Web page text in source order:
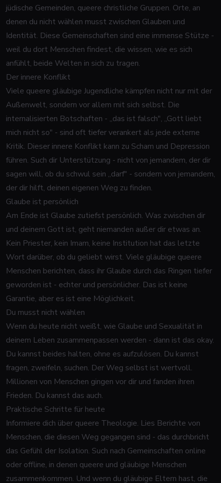
jüdische Gemeinden, queere christliche Gruppen. Orte, an
denen du nicht wählen musst zwischen Glauben und
Identität. Diese Gemeinschaften sind eine immense Stütze -
weil du dort Menschen findest, die wissen, wie es sich
anfühlt, beide Welten in sich zu tragen.
Der innere Konflikt
Viele queere gläubige Jugendliche kämpfen nicht nur mit der
Außenwelt, sondern vor allem mit sich selbst. Die
internalisierten Botschaften - „das ist falsch", „Gott liebt
mich nicht so" - sind oft tiefer verankert als jede externe
Kritik. Dieser innere Konflikt kann zu Scham und Depression
führen. Such dir Unterstützung - nicht von jemandem, der dir
sagen will, ob du schwul sein „darf" - sondern von jemandem,
der dir hilft, deinen eigenen Weg zu finden.
Glaube ist persönlich
Am Ende ist Glaube zutiefst persönlich. Was zwischen dir
und deinem Gott ist, geht niemanden außer dir etwas an.
Kein Priester, kein Imam, keine Institution hat das letzte
Wort darüber, ob du geliebt wirst. Viele gläubige queere
Menschen berichten, dass ihr Glaube durch das Ringen tiefer
geworden ist - echter und persönlicher. Das ist keine
Garantie, aber es ist eine Möglichkeit.
Du musst nicht wählen
Wenn du heute nicht weißt, wie Glaube und Sexualität in
deinem Leben zusammenpassen werden - dann ist das okay.
Du kannst beides halten, ohne es aufzulösen. Du kannst
fragen, zweifeln, suchen. Der Weg selbst ist wertvoll.
Millionen von Menschen gingen vor dir und fanden ihren
Frieden. Du kannst das auch.
Praktische Schritte für heute
Informiere dich über queere Theologie. Lies Berichte von
Menschen, die diesen Weg gegangen sind - das durchbricht
das Gefühl der Isolation. Such nach Gemeinschaften online
oder offline, in denen queere und gläubige Menschen
zusammenkommen. Und wenn du gläubige Eltern hast, die